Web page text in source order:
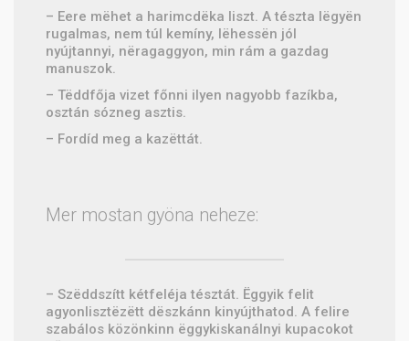
– Eere mëhet a harimcdëka liszt. A tészta lëgyën
rugalmas, nem túl kemíny, lëhessën jól
nyújtannyi, nëragaggyon, min rám a gazdag
manuszok.
– Tëddfőja vizet főnni ilyen nagyobb fazíkba,
osztán sózneg asztis.
– Fordíd meg a kazëttát.
Mer mostan gyöna neheze:
– Szëddszítt kétfeléja tésztát. Ëggyik felit
agyonlisztëzëtt dëszkánn kinyújthatod. A felire
szabálos közönkinn ëggykiskanálnyi kupacokot